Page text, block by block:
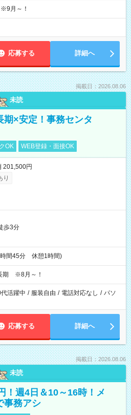
月～！
応募する 詳細へ
掲載日：2026.08.06
未読
期×安定！事務センタ
OK WEB登録・面接OK
円
り
歩3分
間45分 休憩1時間)
期 ※8月～！
活躍中 / 服装自由 / 電話対応なし / パソ
応募する 詳細へ
掲載日：2026.08.06
未読
！週4日＆10～16時！メ
事務アシ